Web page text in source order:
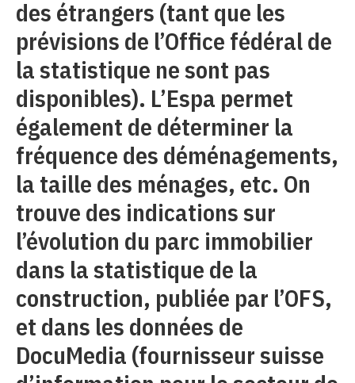
des étrangers (tant que les
prévisions de l’Office fédéral de
la statistique ne sont pas
disponibles). L’Espa permet
également de déterminer la
fréquence des déménagements,
la taille des ménages, etc. On
trouve des indications sur
l’évolution du parc immobilier
dans la statistique de la
construction, publiée par l’OFS,
et dans les données de
DocuMedia (fournisseur suisse